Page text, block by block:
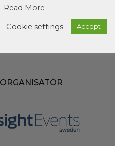
ORGANISATÖR
Read More
Cookie settings Accept